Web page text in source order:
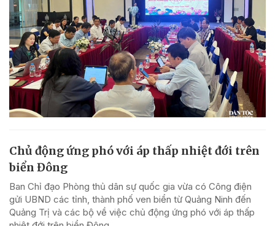
Chủ động ứng phó với áp thấp nhiệt đới trên
biển Đông
Ban Chỉ đạo Phòng thủ dân sự quốc gia vừa có Công điện
gửi UBND các tỉnh, thành phố ven biển từ Quảng Ninh đến
Quảng Trị và các bộ về việc chủ động ứng phó với áp thấp